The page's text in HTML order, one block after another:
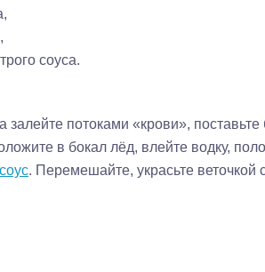
соуса.
залейте потоками «крови»,
в бокал лёд, влейте водку,
. Перемешайте, украсьте